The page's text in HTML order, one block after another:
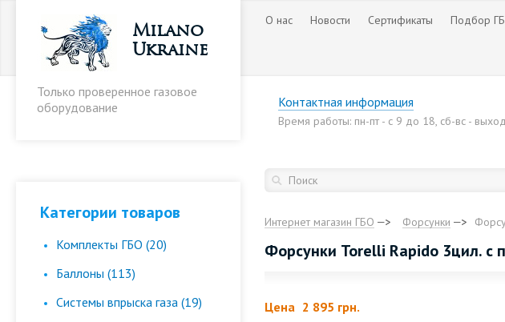
Milano
Ukraine
Только проверенное газовое
оборудование
О нас Новости Сертификаты Подбор
Контактная информация
Время работы: пн-пт - с 9 до 18, сб-вс -
Категории товаров
Комплекты ГБО (20)
Баллоны (113)
Cистемы впрыска газа (19)
Интернет магазин ГБО Форсунки
Форсунки Torelli Rapido 3цил. с
Цена 2 895 грн.